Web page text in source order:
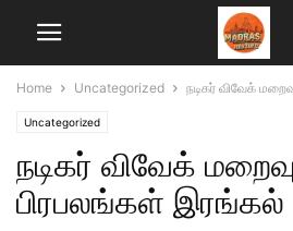
Home Uncategorized நடிகர் விவேக்
Uncategorized
நடிகர் விவேக்
பிரபலங்கள் இரங்கல்